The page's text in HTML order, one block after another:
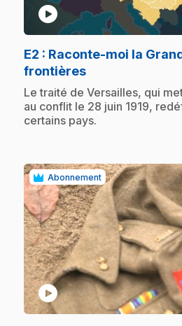
play_circle
E2 : Raconte-moi la
frontières.
.Le traité de Versailles, qui
au conflit le 28 juin 1919,
certains pays.
Abonnement
play_circle